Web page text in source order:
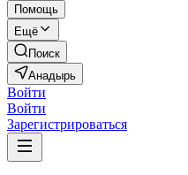
Помощь
Ещё
Поиск
Анадырь
Войти
Войти
Зарегистрироваться